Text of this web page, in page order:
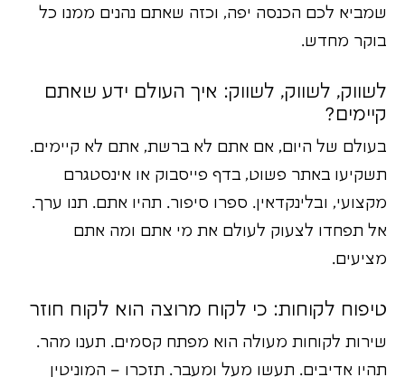
שמביא לכם הכנסה יפה, וכזה שאתם נהנים ממנו כל
בוקר מחדש.
לשווק, לשווק, לשווק: איך העולם ידע שאתם
קיימים?
בעולם של היום, אם אתם לא ברשת, אתם לא קיימים.
תשקיעו באתר פשוט, בדף פייסבוק או אינסטגרם
מקצועי, ובלינקדאין. ספרו סיפור. תהיו אתם. תנו ערך.
אל תפחדו לצעוק לעולם את מי אתם ומה אתם
מציעים.
טיפוח לקוחות: כי לקוח מרוצה הוא לקוח חוזר
שירות לקוחות מעולה הוא מפתח קסמים. תענו מהר.
תהיו אדיבים. תעשו מעל ומעבר. תזכרו – המוניטין